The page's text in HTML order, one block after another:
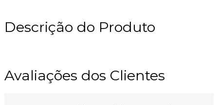
Descrição do Produto
Avaliações dos Clientes